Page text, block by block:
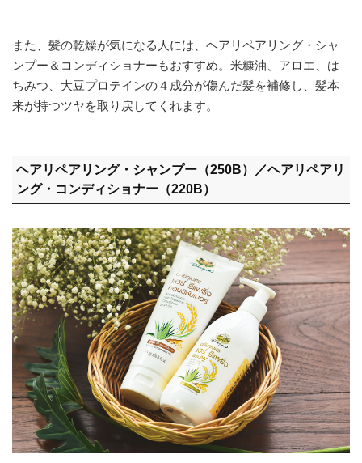
また、髪の乾燥が気になる人には、ヘアリペアリング・シャ
ンプー＆コンディショナーもおすすめ。米糠油、アロエ、は
ちみつ、大豆プロテインの４成分が傷んだ髪を補修し、髪本
来が持つツヤを取り戻してくれます。
ヘアリペアリング・シャンプー（250B）／ヘアリペアリ
ング・コンディショナー（220B）